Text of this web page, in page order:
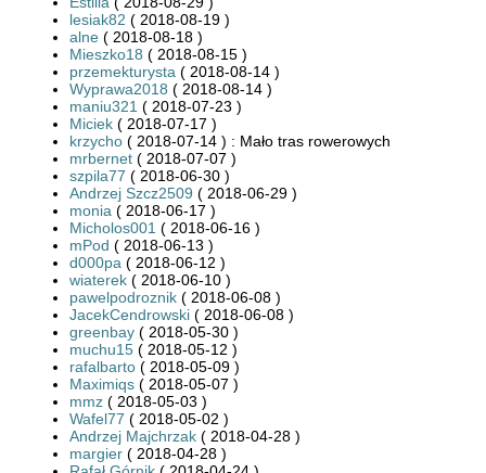
lesiak82 ( 2018-08-19 )
alne ( 2018-08-18 )
Mieszko18 ( 2018-08-15 )
przemekturysta ( 2018-08-14 )
Wyprawa2018 ( 2018-08-14 )
maniu321 ( 2018-07-23 )
Miciek ( 2018-07-17 )
krzycho ( 2018-07-14 ) : Mało tras rowerowych
mrbernet ( 2018-07-07 )
szpila77 ( 2018-06-30 )
Andrzej Szcz2509 ( 2018-06-29 )
monia ( 2018-06-17 )
Micholos001 ( 2018-06-16 )
mPod ( 2018-06-13 )
d000pa ( 2018-06-12 )
wiaterek ( 2018-06-10 )
pawelpodroznik ( 2018-06-08 )
JacekCendrowski ( 2018-06-08 )
greenbay ( 2018-05-30 )
muchu15 ( 2018-05-12 )
rafalbarto ( 2018-05-09 )
Maximiqs ( 2018-05-07 )
mmz ( 2018-05-03 )
Wafel77 ( 2018-05-02 )
Andrzej Majchrzak ( 2018-04-28 )
margier ( 2018-04-28 )